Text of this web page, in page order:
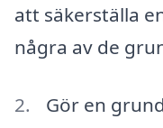
att säkerställa
några av de
Gör en